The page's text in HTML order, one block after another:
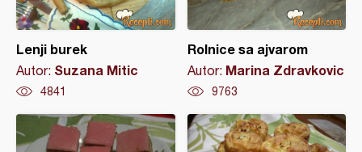
Lenji burek
Autor: Suzana Mitic
4841
Rolnice sa ajvarom
Autor: Marina Zdravkovic
9763